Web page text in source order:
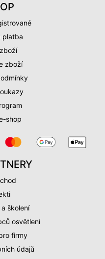
platba
zboží
shop
školení
osvětlení
firmy
údajů